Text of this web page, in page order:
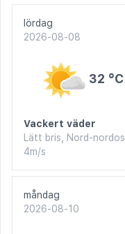
lördag
2026-08-08
32 °C
Vackert väder
Lätt bris, Nord-
4m/s
måndag
2026-08-10